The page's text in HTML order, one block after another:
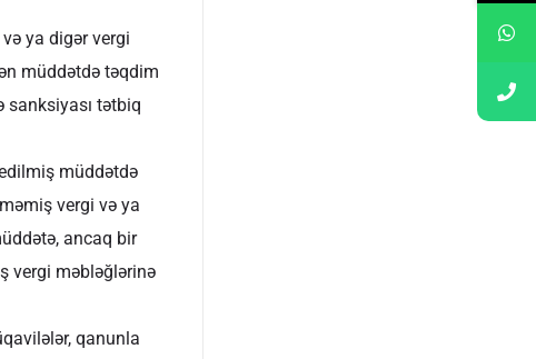
ya digər vergi
müddətdə təqdim
sanksiyası tətbiq
müddətdə
vergi və ya
ancaq bir
vergi məbləğlərinə
qanunla